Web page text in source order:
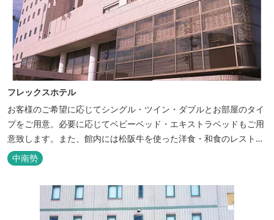
フレックスホテル
お客様のご希望に応じてシングル・ツイン・ダブルとお部屋のタイ
プをご用意。必要に応じてベビーベッド・エキストラベッドもご用
意致します。また、館内には松阪牛を使った洋食・和食のレストラ
ンと喫茶があります。伊勢神宮参拝や、伊勢志摩、東紀州への観光
の拠点にご利用ください。
中南勢